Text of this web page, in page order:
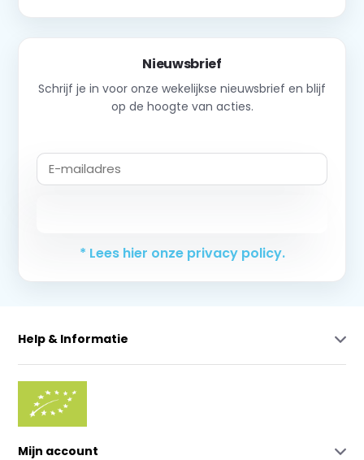
Nieuwsbrief
Schrijf je in voor onze wekelijkse nieuwsbrief en blijf
op de hoogte van acties.
* Lees hier onze privacy policy.
Help & Informatie
Mijn account